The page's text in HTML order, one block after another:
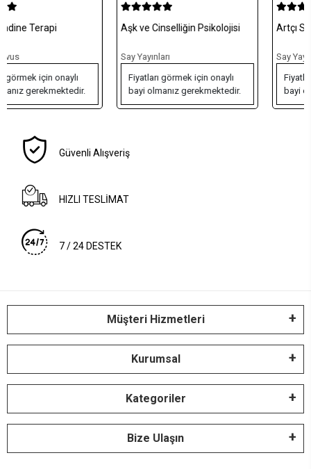
Aşk ve Cinselliğin Psikolojisi
Say Yayınları
Fiyatları görmek için onaylı
bayi olmanız gerekmektedir.
Artçı Sarsıntı
Say Yayınları
Fiyatları görmek için onaylı
bayi olmanız gerekmektedir.
Güvenli Alışveriş
HIZLI TESLİMAT
7 / 24 DESTEK
Müşteri Hizmetleri
Kurumsal
Kategoriler
Bize Ulaşın